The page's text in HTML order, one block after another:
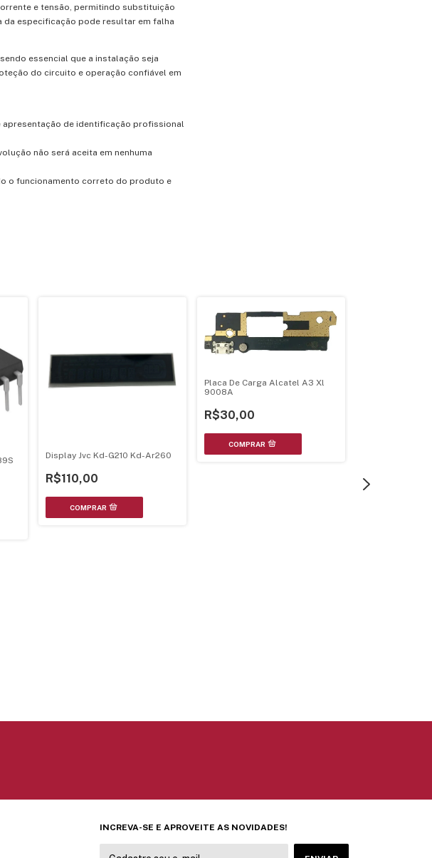
e tensão, permitindo substituição
especificação pode resultar em falha
essencial que a instalação seja
do circuito e operação confiável em
apresentação de identificação profissional
não será aceita em nenhuma
o funcionamento correto do produto e
Display Jvc Kd-G210 Kd-Ar260
R$110,00
Placa De Carga Alcatel A3 Xl
9008A
R$30,00
INCREVA-SE E APROVEITE AS NOVIDADES!